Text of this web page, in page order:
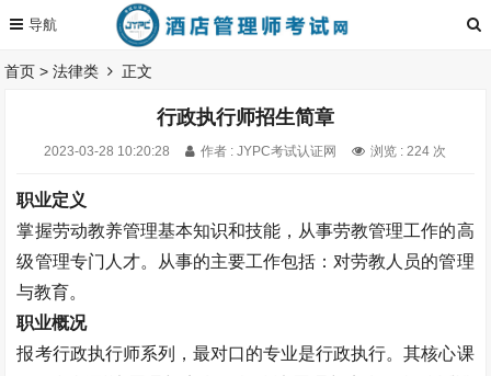
首页 >法律类 正文
行政执行师招生简章
2023-03-28 10:20:28 作者 : JYPC考试认证网 浏览 : 224 次
职业定义
掌握劳动教养管理基本知识和技能，从事劳教管理工作的高
级管理专门人才。从事的主要工作包括：对劳教人员的管理
与教育。
职业概况
报考行政执行师系列，最对口的专业是行政执行。其核心课